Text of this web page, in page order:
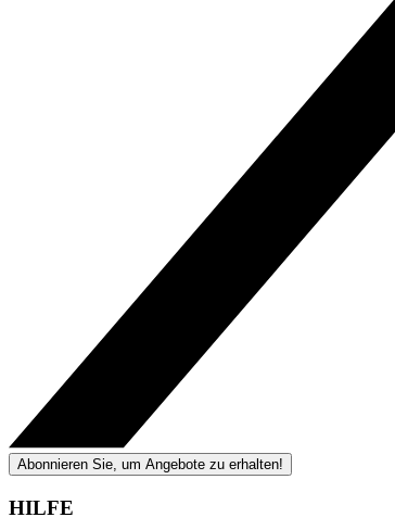
Abonnieren Sie, um Angebote zu erhalten!
HILFE